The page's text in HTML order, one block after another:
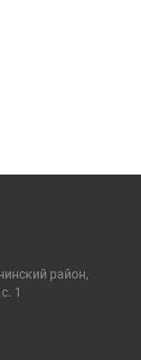
район,
1